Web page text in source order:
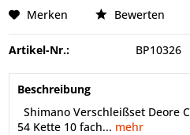
Merken Bewerten
Artikel-Nr.: BP10326
Beschreibung
Shimano Verschleißset Deore
54 Kette 10 fach... mehr